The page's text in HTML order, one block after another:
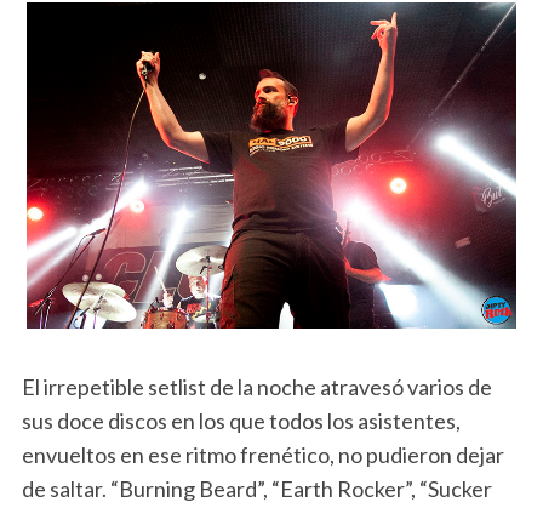
El irrepetible setlist de la noche atravesó varios de
sus doce discos en los que todos los asistentes,
envueltos en ese ritmo frenético, no pudieron dejar
de saltar. “Burning Beard”, “Earth Rocker”, “Sucker